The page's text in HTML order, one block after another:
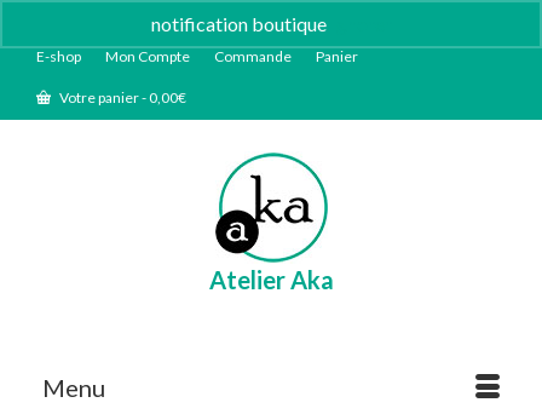
notification boutique
E-shop Mon Compte Commande Panier
Votre panier-0,00€
Atelier Aka
Menu